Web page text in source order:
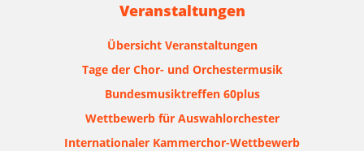
Veranstaltungen
Übersicht Veranstaltungen
Tage der Chor- und Orchestermusik
Bundesmusiktreffen 60plus
Wettbewerb für Auswahlorchester
Internationaler Kammerchor-Wettbewerb